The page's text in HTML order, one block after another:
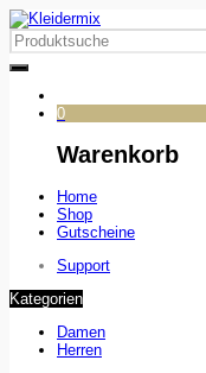
0
Warenkorb
Home
Shop
Gutscheine
Support
Kategorien
Damen
Herren